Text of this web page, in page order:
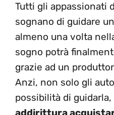
Tutti gli appassionati
sognano di guidare
almeno una volta
sogno potrà
grazie ad un
Anzi, non solo gli
possibilità di guidarla,